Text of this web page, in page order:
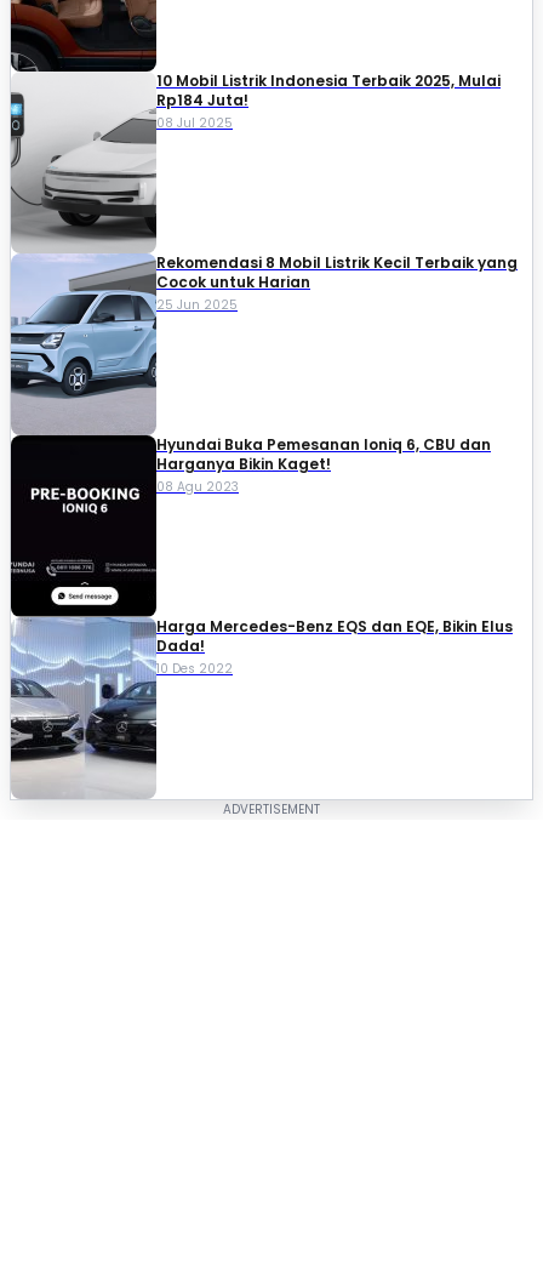
10 Mobil Listrik Indonesia Terbaik 2025, Mulai
Rp184 Juta!
08 Jul 2025
Rekomendasi 8 Mobil Listrik Kecil Terbaik yang
Cocok untuk Harian
25 Jun 2025
Hyundai Buka Pemesanan Ioniq 6, CBU dan
Harganya Bikin Kaget!
08 Agu 2023
Harga Mercedes-Benz EQS dan EQE, Bikin Elus
Dada!
10 Des 2022